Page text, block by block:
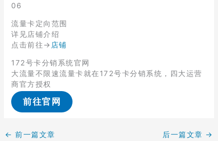
06
流量卡定向范围
详见店铺介绍
点击前往→ 店铺
172号卡分销系统官网
大流量不限速流量卡就在172号卡分销系统，四大运营
商官方授权
前往官网
← 前一篇文章 后一篇文章 →